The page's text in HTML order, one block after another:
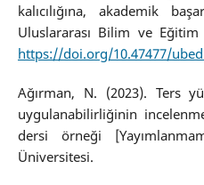
kalıcılığına, akademik
Uluslararası Bilim ve
https://doi.org/10.47477/
Ağırman, N. (2023). Ters
uygulanabilirliğinin
dersi örneği
Üniversitesi.